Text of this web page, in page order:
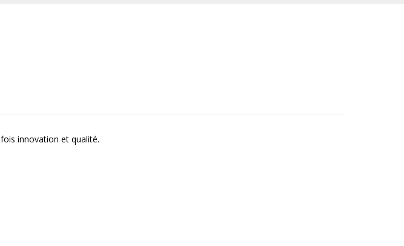
innovation et qualité.